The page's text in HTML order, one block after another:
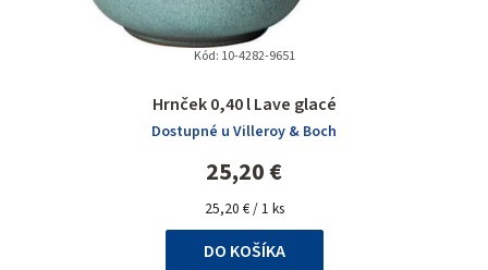
Hrnček 0,40 l Lave glacé
Dostupné u Villeroy & Boch
25,20 €
Jednotková
cena:
25,20 € / 1 ks
DO KOŠÍKA
Kód: 10-4282-9651